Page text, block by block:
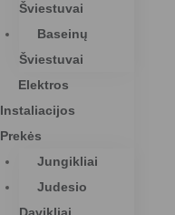
Šviestuvai
Baseinų
Šviestuvai
Elektros
Instaliacijos
Prekės
Jungikliai
Judesio